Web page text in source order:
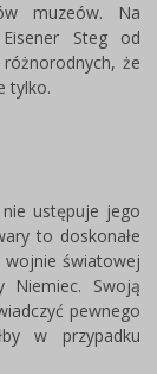
muzeów. Na
Steg od
że
tylko.
ustępuje jego
to doskonałe
wojnie światowej
Niemiec. Swoją
pewnego
w przypadku